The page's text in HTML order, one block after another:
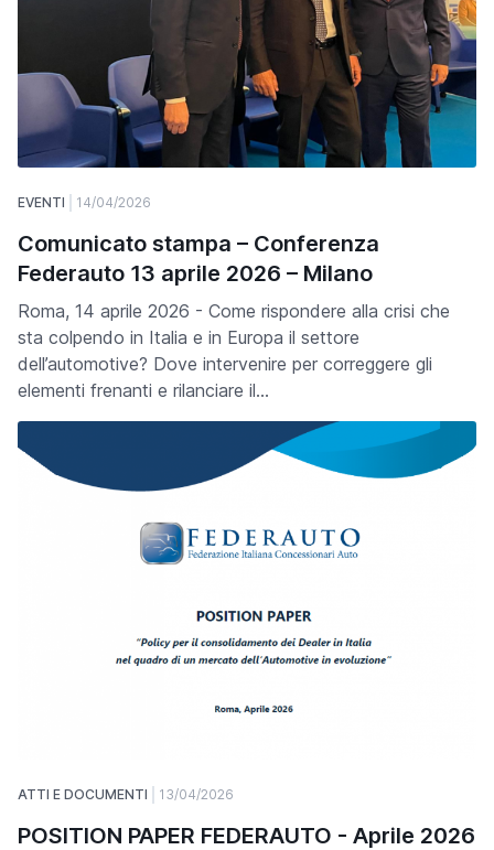
EVENTI 14/04/2026
Comunicato stampa – Conferenza
Federauto 13 aprile 2026 – Milano
Roma, 14 aprile 2026 - Come rispondere alla crisi che
sta colpendo in Italia e in Europa il settore
dell’automotive? Dove intervenire per correggere gli
elementi frenanti e rilanciare il…
ATTI E DOCUMENTI 13/04/2026
POSITION PAPER FEDERAUTO - Aprile 2026